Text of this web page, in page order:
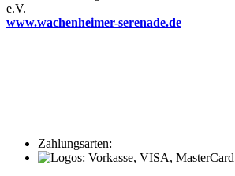
e.V.
www.wachenheimer-serenade.de
Zahlungsarten: